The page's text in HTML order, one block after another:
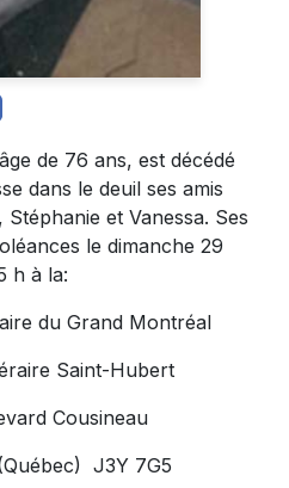
de 76 ans, est décédé
dans le deuil ses amis
et Vanessa. Ses
le dimanche 29
h à la:
du Grand Montréal
Saint-Hubert
Cousineau
J3Y 7G5